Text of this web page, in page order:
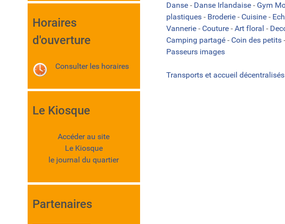
Horaires
d'ouverture
Consulter les horaires
Le Kiosque
Accéder au site
Le Kiosque
le journal du quartier
Partenaires
Danse - Danse Irlandaise - Gym
plastiques - Broderie - Cuisine -
Vannerie - Couture - Art floral -
Camping partagé - Coin des petits -
Passeurs images
Transports et accueil décentralisés